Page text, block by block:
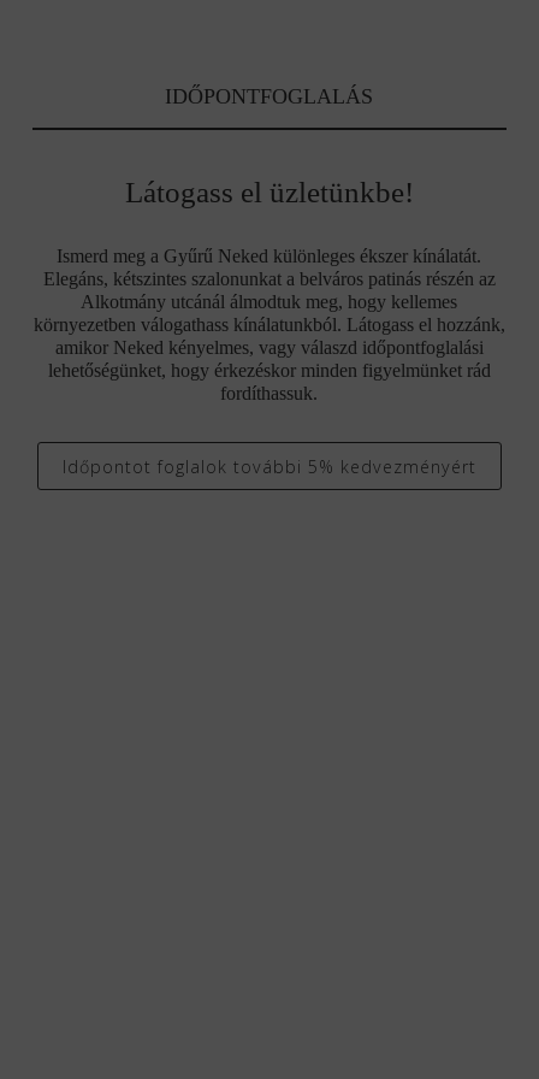
IDŐPONTFOGLALÁS
Látogass el üzletünkbe!
Ismerd meg a Gyűrű Neked különleges ékszer kínálatát.
Elegáns, kétszintes szalonunkat a belváros patinás részén az
Alkotmány utcánál álmodtuk meg, hogy kellemes
környezetben válogathass kínálatunkból. Látogass el hozzánk,
amikor Neked kényelmes, vagy válaszd időpontfoglalási
lehetőségünket, hogy érkezéskor minden figyelmünket rád
fordíthassuk.
Időpontot foglalok további 5% kedvezményért